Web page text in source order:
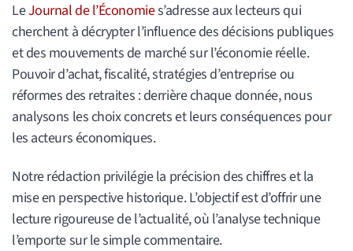
LeJournal de l’Économies’adresse aux lecteurs qui
cherchent à décrypter l’influence des décisions publiques
et des mouvements de marché sur l’économie réelle.
Pouvoir d’achat, fiscalité, stratégies d’entreprise ou
réformes des retraites : derrière chaque donnée, nous
analysons les choix concrets et leurs conséquences pour
les acteurs économiques.
Notre rédaction privilégie la précision des chiffres et la
mise en perspective historique. L’objectif est d’offrir une
lecture rigoureuse de l’actualité, où l’analyse technique
l’emporte sur le simple commentaire.